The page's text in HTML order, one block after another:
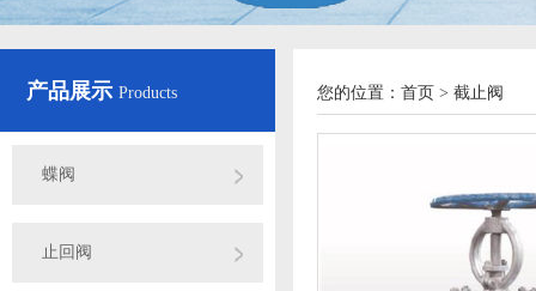
产品展示 Products
蝶阀
止回阀
您的位置： 首页 > 截止阀